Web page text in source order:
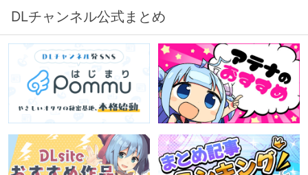
DLチャンネル公式まとめ